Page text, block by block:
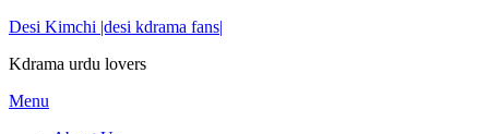
Skip
content
Desi Kimchi |desi kdrama fans|
Kdrama urdu lovers
Menu